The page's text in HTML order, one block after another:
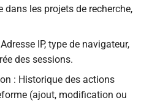
les projets de recherche,
IP, type de navigateur,
des sessions.
: Historique des actions
(ajout, modification ou